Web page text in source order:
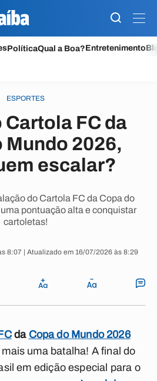
PolíticaQual a Boa?Entretenimento
ESPORTES
Cartola FC da
Mundo 2026,
escalar?
do Cartola FC da Copa do
pontuação alta e conquistar
cartoletas!
8:07 | Atualizado em 16/07/2026 às 8:29
da Copa do Mundo 2026
uma batalha! A final do
em edição especial para o